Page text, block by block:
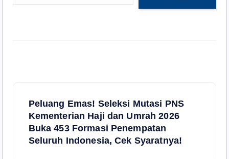
Peluang Emas! Seleksi Mutasi PNS
Kementerian Haji dan Umrah 2026
Buka 453 Formasi Penempatan
Seluruh Indonesia, Cek Syaratnya!